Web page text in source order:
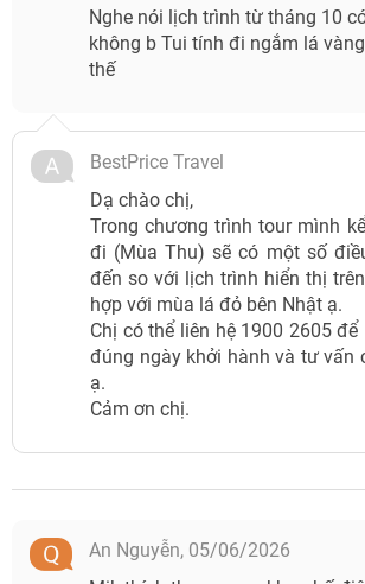
Nghe nói lịch trình từ tháng 10
không b Tui tính đi ngắm lá
thế
BestPrice Travel
Dạ chào chị,
Trong chương trình tour mình
đi (Mùa Thu) sẽ có một số
đến so với lịch trình hiển thị
hợp với mùa lá đỏ bên Nhật ạ.
Chị có thể liên hệ 1900 2605 để
đúng ngày khởi hành và tư vấn
ạ.
Cảm ơn chị.
An Nguyễn, 05/06/2026